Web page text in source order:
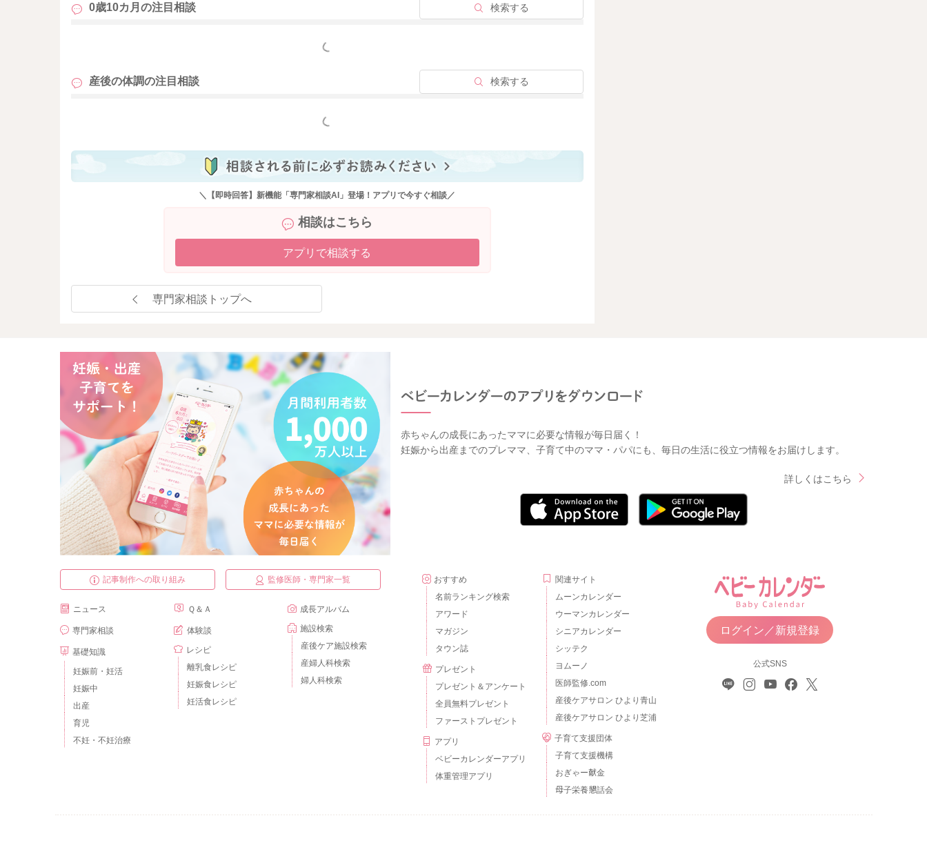
0歳10カ月の注目相談 検索する
もっと見る
産後の体調の注目相談 検索する
もっと見る
＼【即時回答】新機能「専門家相談AI」登場！アプリで今すぐ相談／
相談はこちら
アプリで相談する
専門家相談トップへ
赤ちゃんの成長にあったママに必要な情報が毎日届く！
妊娠から出産までのプレママ、子育て中のママ・パパにも、毎日の生活に役立つ情報をお届けします。
詳しくはこちら
記事制作への取り組み 監修医師・専門家一覧
ニュース
専門家相談
基礎知識
妊娠前・妊活
妊娠中
出産
育児
不妊・不妊治療
Ｑ＆Ａ
体験談
レシピ
離乳食レシピ
妊娠食レシピ
妊活食レシピ
成長アルバム
施設検索
産後ケア施設検索
産婦人科検索
婦人科検索
おすすめ
名前ランキング検索
アワード
マガジン
タウン誌
プレゼント
プレゼント＆アンケート
全員無料プレゼント
ファーストプレゼント
アプリ
ベビーカレンダーアプリ
体重管理アプリ
関連サイト
ムーンカレンダー
ウーマンカレンダー
シニアカレンダー
シッテク
ヨムーノ
医師監修.com
産後ケアサロン ひより青山
産後ケアサロン ひより芝浦
子育て支援団体
子育て支援機構
おぎゃー献金
母子栄養懇話会
ログイン／新規登録
公式SNS